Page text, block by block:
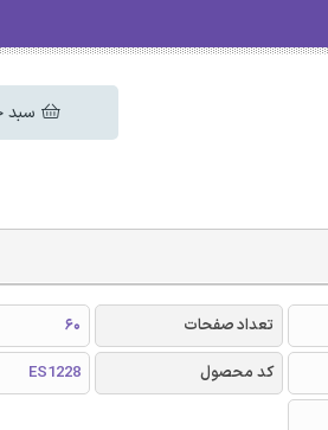
سبد
تعداد صفحات
60
کد محصول
ES1228